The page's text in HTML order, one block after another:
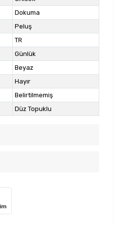
Dokuma
Peluş
TR
Günlük
Beyaz
Hayır
Belirtilmemiş
Düz Topuklu